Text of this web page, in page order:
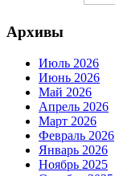
Архивы
Июль 2026
Июнь 2026
Май 2026
Апрель 2026
Март 2026
Февраль 2026
Январь 2026
Ноябрь 2025